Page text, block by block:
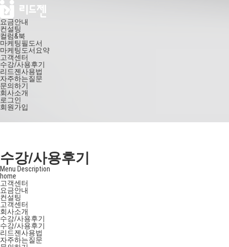
요금안내
컨설팅
컬럼&북
마케팅필도서
마케팅도서요약
고객센터
수강/사용후기
리드젠사용법
자주하는질문
문의하기
회사소개
로그인
회원가입
수강/사용후기
Menu Description
home
고객센터
요금안내
컨설팅
고객센터
회사소개
수강/사용후기
수강/사용후기
리드젠사용법
자주하는질문